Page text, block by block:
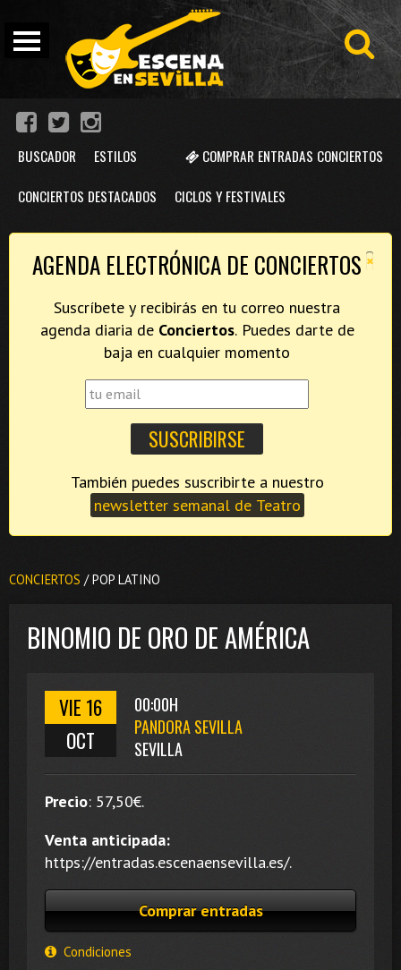
COMPRAR ENTRADAS CONCIERTOS
BUSCADOR ESTILOS
CONCIERTOS DESTACADOS CICLOS Y FESTIVALES
×
AGENDA ELECTRÓNICA DE CONCIERTOS
Suscríbete y recibirás en tu correo nuestra
agenda diaria de Conciertos. Puedes darte de
baja en cualquier momento
newsletter semanal de Teatro
CONCIERTOS / POP LATINO
BINOMIO DE ORO DE AMÉRICA
VIE 16
OCT
00:00H
PANDORA SEVILLA
SEVILLA
Precio: 57,50€.
Venta anticipada:
https://entradas.escenaensevilla.es/.
Comprar entradas
Condiciones